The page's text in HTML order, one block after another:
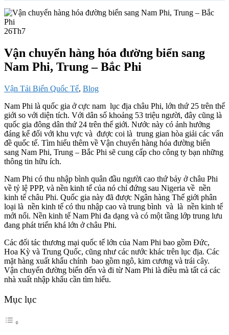
26Th7
Vận chuyển hàng hóa đường biển sang
Nam Phi, Trung – Bắc Phi
Vận Tải Biển Quốc Tế, Blog
Nam Phi là quốc gia ở cực nam lục địa châu Phi, lớn thứ 25 trên thế
giới so với diện tích. Với dân số khoảng 53 triệu người, đây cũng là
quốc gia đông dân thứ 24 trên thế giới. Nước này có ảnh hưởng
đáng kể đối với khu vực và được coi là trung gian hòa giải các vấn
đề quốc tế. Tìm hiểu thêm về Vận chuyển hàng hóa đường biển
sang Nam Phi, Trung – Bắc Phi sẽ cung cấp cho công ty bạn những
thông tin hữu ích.
Nam Phi có thu nhập bình quân đầu người cao thứ bảy ở châu Phi
về tỷ lệ PPP, và nền kinh tế của nó chỉ đứng sau Nigeria về nền
kinh tế châu Phi. Quốc gia này đã được Ngân hàng Thế giới phân
loại là nền kinh tế có thu nhập cao và trung bình và là nền kinh tế
mới nổi. Nền kinh tế Nam Phi đa dạng và có một tầng lớp trung lưu
đang phát triển khá lớn ở châu Phi.
Các đối tác thương mại quốc tế lớn của Nam Phi bao gồm Đức,
Hoa Kỳ và Trung Quốc, cũng như các nước khác trên lục địa. Các
mặt hàng xuất khẩu chính bao gồm ngô, kim cương và trái cây.
Vận chuyển đường biển đến và đi từ Nam Phi là điều mà tất cả các
nhà xuất nhập khẩu cần tìm hiểu.
Mục lục